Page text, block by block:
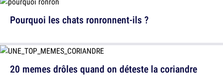
Pourquoi les chats ronronnent-ils ?
20 memes drôles quand on déteste la coriandre